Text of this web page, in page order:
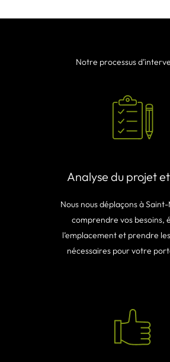
Notre processus
Analyse du projet
Nous nous déplaçons à
comprendre vos besoins,
l’emplacement et prendre
nécessaires pour votre